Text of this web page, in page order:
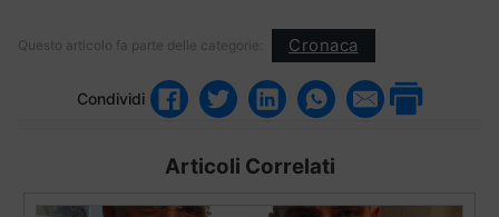
Questo articolo fa parte delle categorie: Cronaca
Condividi
Articoli Correlati